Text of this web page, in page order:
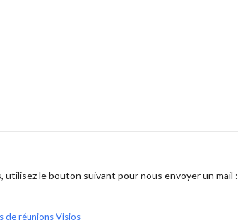
le bouton suivant pour nous envoyer un mail :
de réunions Visios